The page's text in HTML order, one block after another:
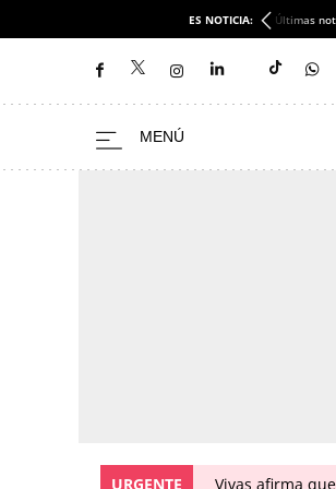
ES NOTICIA: Últimas
URGENTE Vivas afirma